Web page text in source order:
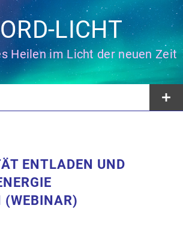
LICHT
Heilen im Licht der neuen Zeit
ENTLADEN UND
(WEBINAR)